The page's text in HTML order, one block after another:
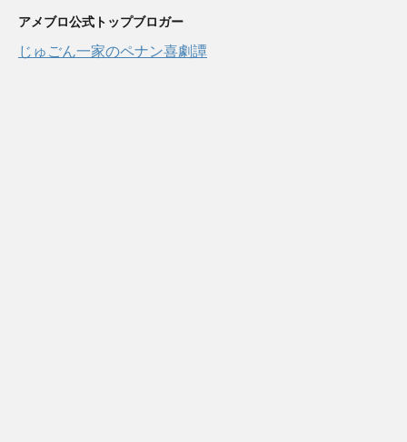
アメブロ公式トップブロガー
じゅごん一家のペナン喜劇譚